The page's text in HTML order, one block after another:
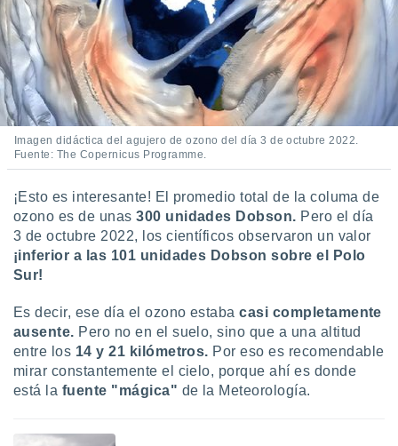
Imagen didáctica del agujero de ozono del día 3 de octubre 2022.
Fuente: The Copernicus Programme.
¡Esto es interesante! El promedio total de la columa de
ozono es de unas300 unidades Dobson. Pero el día
3 de octubre 2022, los científicos observaron un valor
¡inferior a las 101 unidades Dobson sobre el Polo
Sur!
Es decir, ese día el ozono estabacasi completamente
ausente. Pero no en el suelo, sino que a una altitud
entre los 14 y 21 kilómetros. Por eso es recomendable
mirar constantemente el cielo, porque ahí es donde
está la fuente "mágica" de la Meteorología.